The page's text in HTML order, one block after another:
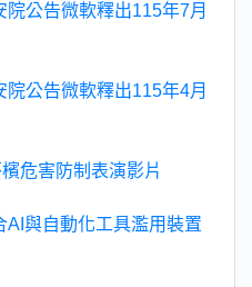
院公告微軟釋出115年7月
院公告微軟釋出115年4月
危害防制表演影片
AI與自動化工具濫用裝置